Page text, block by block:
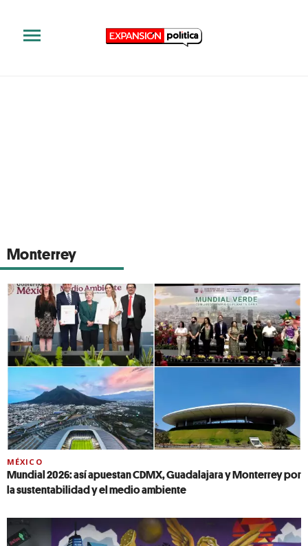
Monterrey
MÉXICO
Mundial 2026: así apuestan CDMX, Guadalajara y Monterrey por
la sustentabilidad y el medio ambiente